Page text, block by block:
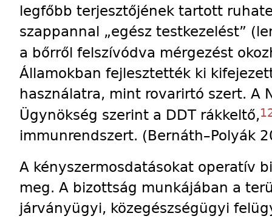
legfőbb terjesztőjének tartott
szappannal „egész testkezelést”
a bőrről felszívódva mérgezést
Államokban fejlesztették ki
használatra, mint rovarirtó szert. A
Ügynökség szerint a DDT rákkeltő,
immunrendszert. (Bernáth–Polyák
A kényszermosdatásokat operatív
meg. A bizottság munkájában a
járványügyi, közegészségügyi